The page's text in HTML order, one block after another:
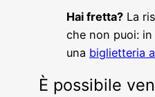
Hai fretta? La
che non puoi:
una biglietteria
È possibile